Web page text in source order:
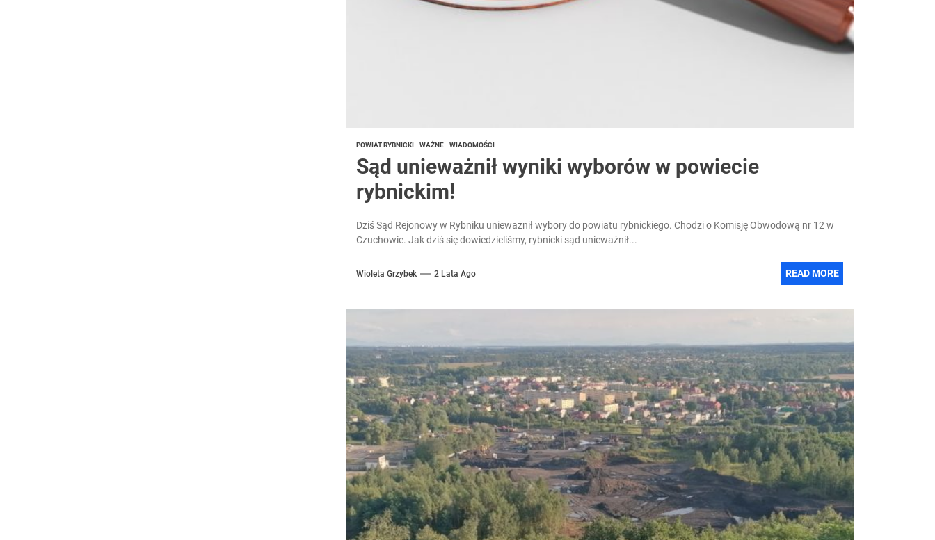
POWIAT RYBNICKI WAŻNE WIADOMOŚCI
Sąd unieważnił wyniki wyborów w powiecie
rybnickim!
Dziś Sąd Rejonowy w Rybniku unieważnił wybory do powiatu rybnickiego. Chodzi o Komisję Obwodową nr 12 w
Czuchowie. Jak dziś się dowiedzieliśmy, rybnicki sąd unieważnił...
Wioleta Grzybek 2 Lata Ago READ MORE